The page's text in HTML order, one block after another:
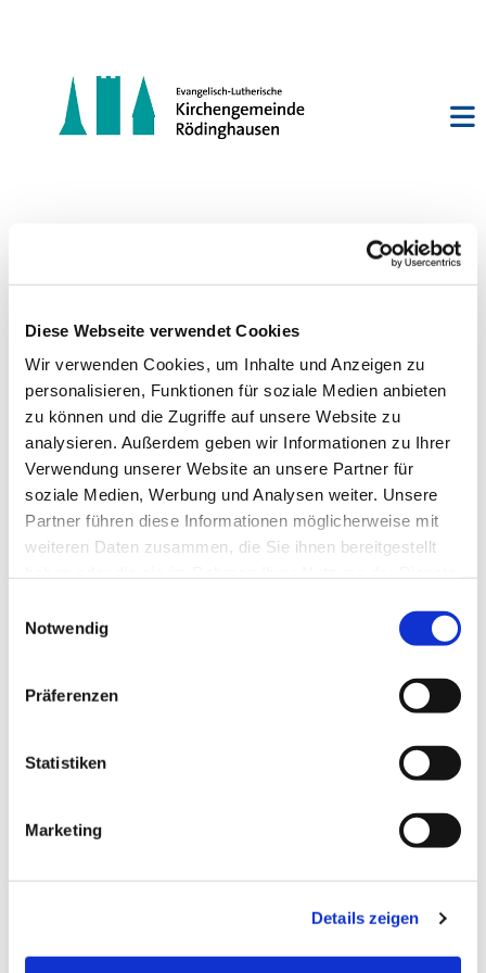
Diese Webseite verwendet Cookies
Wir verwenden Cookies, um Inhalte und Anzeigen zu
personalisieren, Funktionen für soziale Medien anbieten
zu können und die Zugriffe auf unsere Website zu
analysieren. Außerdem geben wir Informationen zu Ihrer
Verwendung unserer Website an unsere Partner für
soziale Medien, Werbung und Analysen weiter. Unsere
Partner führen diese Informationen möglicherweise mit
weiteren Daten zusammen, die Sie ihnen bereitgestellt
Notwendig
Präferenzen
Statistiken
Marketing
Details zeigen
Jungbläserschulung Bieren
Dienstag, 5. Oktober 2027, 18:00 -
Gemeindehaus Bieren
Evangelisch-Lutherische Kirchengemeinde